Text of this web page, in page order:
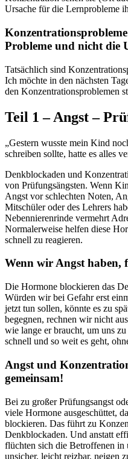
Ursache für die Lernprobleme
Probleme und nicht die
Tatsächlich sind
Ich möchte in den nächsten
den Konzentrationsproblemen
Teil 1 – Angst –
„Gestern wusste mein Kind
schreiben sollte, hatte es alles
Denkblockaden und
von Prüfungsängsten. Wenn
Angst vor schlechten Noten,
Mitschüler oder des Lehrers
Nebennierenrinde vermehrt
Normalerweise helfen diese
schnell zu reagieren.
Wenn wir Angst haben,
Die Hormone blockieren das
Würden wir bei Gefahr erst
jetzt tun sollen, könnte es zu
begegnen, rechnen wir nicht
wie lange er braucht, um uns
schnell und so weit es geht,
Angst und
gemeinsam!
Bei zu großer Prüfungsangst
viele Hormone ausgeschüttet,
blockieren. Das führt zu
Denkblockaden. Und anstatt
flüchten sich die Betroffenen
unsicher, leicht reizbar, neigen